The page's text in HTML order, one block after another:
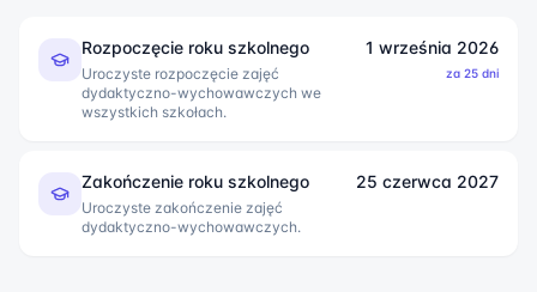
Rozpoczęcie roku szkolnego
Uroczyste rozpoczęcie zajęć
dydaktyczno-wychowawczych we
wszystkich szkołach.
1 września 2026
za 25 dni
Zakończenie roku szkolnego
Uroczyste zakończenie zajęć
dydaktyczno-wychowawczych.
25 czerwca 2027